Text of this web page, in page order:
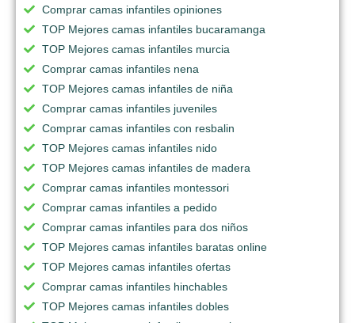
Comprar camas infantiles opiniones
TOP Mejores camas infantiles bucaramanga
TOP Mejores camas infantiles murcia
Comprar camas infantiles nena
TOP Mejores camas infantiles de niña
Comprar camas infantiles juveniles
Comprar camas infantiles con resbalin
TOP Mejores camas infantiles nido
TOP Mejores camas infantiles de madera
Comprar camas infantiles montessori
Comprar camas infantiles a pedido
Comprar camas infantiles para dos niños
TOP Mejores camas infantiles baratas online
TOP Mejores camas infantiles ofertas
Comprar camas infantiles hinchables
TOP Mejores camas infantiles dobles